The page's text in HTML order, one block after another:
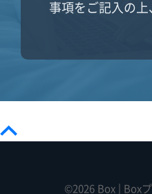
事項をご記入の上
©2026 Box | Box